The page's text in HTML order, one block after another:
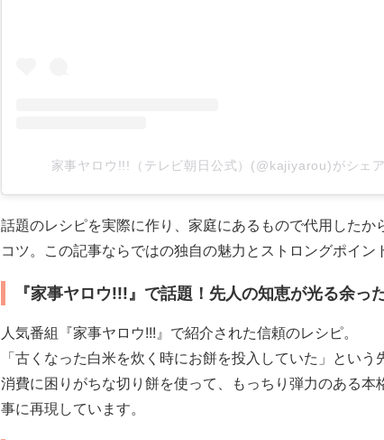
家事ヤロウ!!!（テレビ朝日公式）(@kajiyarou)がシェ
話題のレシピを実際に作り、家庭にあるもので代用したか
コツ。この記事ならではの独自の魅力とストロングポイン
『家事ヤロウ!!!』で話題！先人の知恵が光る余っ
人気番組『家事ヤロウ!!!』で紹介された信頼のレシピ。
「古くなった白米を炊く時にお餅を投入していた」という
消費に困りがちな切り餅を使って、もっちり弾力のある本
事に再現しています。